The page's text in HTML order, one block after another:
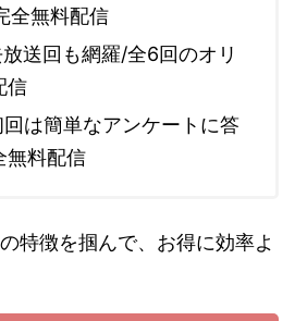
全無料配信
送回も網羅/全6回のオリ
信
は簡単なアンケートに答
無料配信
特徴を掴んで、お得に効率よ